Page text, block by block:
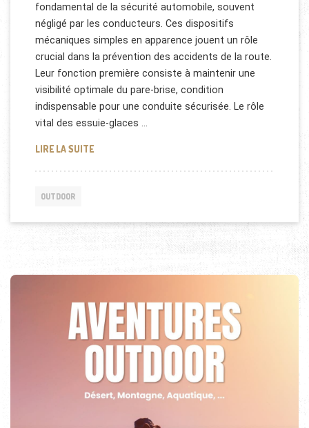
fondamental de la sécurité automobile, souvent
négligé par les conducteurs. Ces dispositifs
mécaniques simples en apparence jouent un rôle
crucial dans la prévention des accidents de la route.
Leur fonction première consiste à maintenir une
visibilité optimale du pare-brise, condition
indispensable pour une conduite sécurisée. Le rôle
vital des essuie-glaces …
LIRE LA SUITEL’IMPORTANCE DES ESSUIE-GLACES POUR LA
OUTDOOR